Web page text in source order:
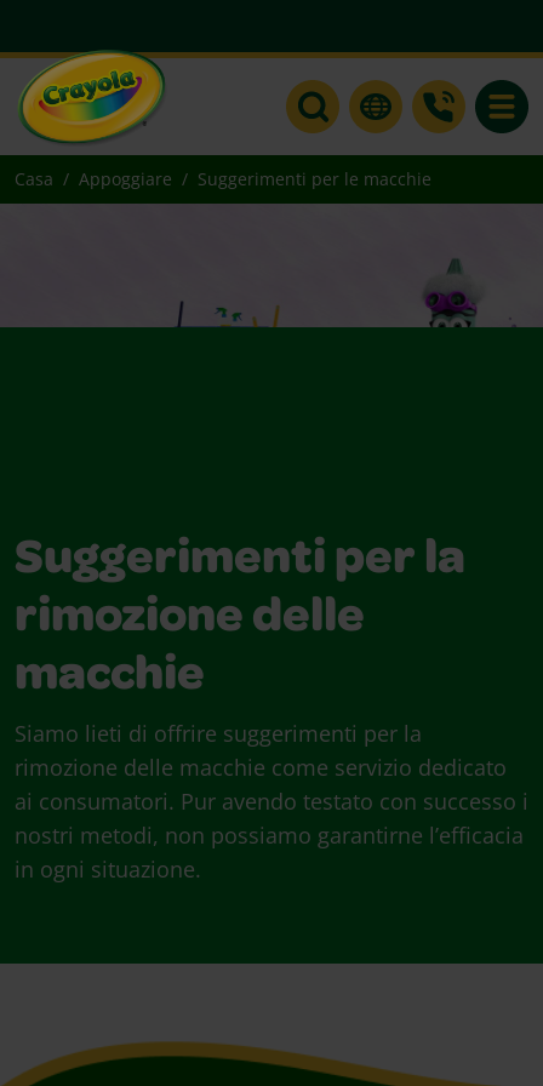
Casa Appoggiare Suggerimenti per le macchie
Suggerimenti per la
rimozione delle
macchie
Siamo lieti di offrire suggerimenti per la
rimozione delle macchie come servizio dedicato
ai consumatori. Pur avendo testato con successo i
nostri metodi, non possiamo garantirne l’efficacia
in ogni situazione.